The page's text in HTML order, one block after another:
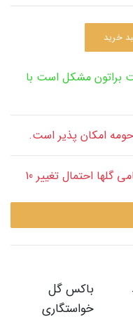
خرید
براتون مشکل است با
حومه امکان پذیر است.
قابل توجه: با توجه به طبیعی بودن تمامی گلها احتمال تغییر 10
باکس گل
خواستگاری